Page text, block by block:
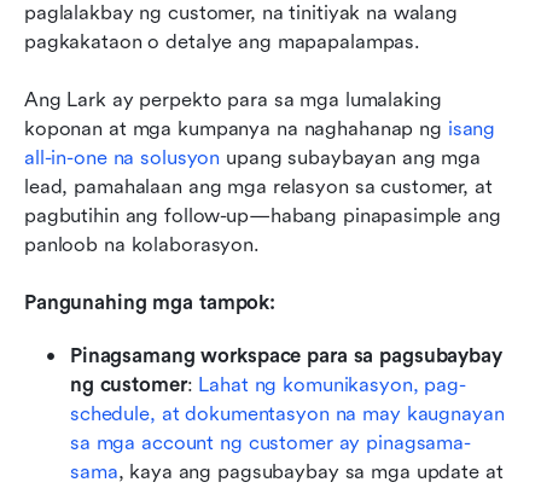
paglalakbay ng customer, na tinitiyak na walang
pagkakataon o detalye ang mapapalampas.
Ang Lark ay perpekto para sa mga lumalaking
koponan at mga kumpanya na naghahanap ng isang
all-in-one na solusyon upang subaybayan ang mga
lead, pamahalaan ang mga relasyon sa customer, at
pagbutihin ang follow-up—habang pinapasimple ang
panloob na kolaborasyon.
Pangunahing mga tampok:
Pinagsamang workspace para sa pagsubaybay
ng customer: Lahat ng komunikasyon, pag-
schedule, at dokumentasyon na may kaugnayan
sa mga account ng customer ay pinagsama-
sama, kaya ang pagsubaybay sa mga update at